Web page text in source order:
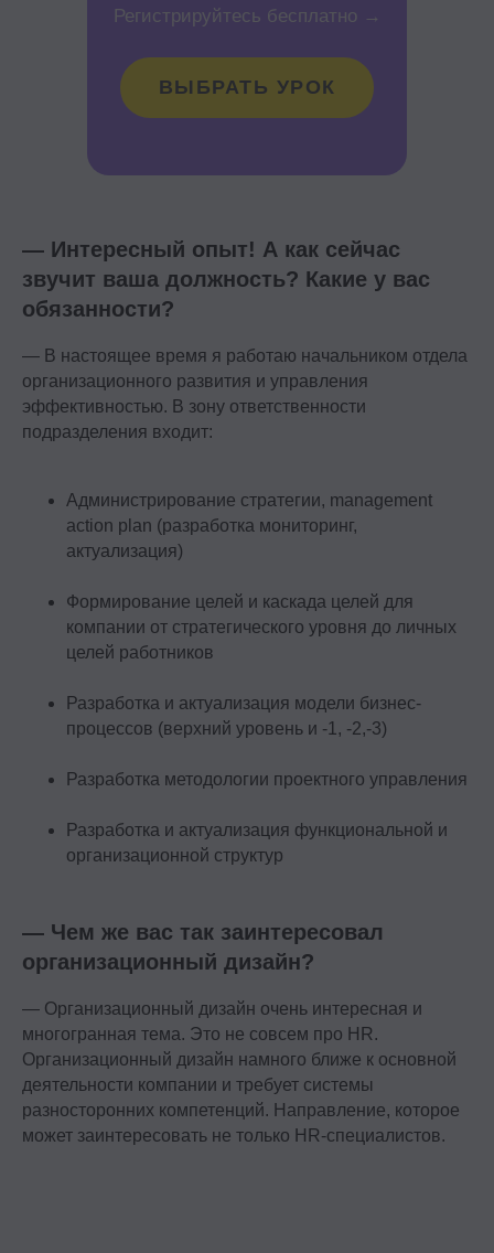
ВЫБРАТЬ УРОК
Регистрируйтесь бесплатно →
— Интересный опыт! А как сейчас
звучит ваша должность? Какие у вас
обязанности?
— В настоящее время я работаю начальником отдела
организационного развития и управления
эффективностью. В зону ответственности
подразделения входит:
Администрирование стратегии, management
action plan (разработка мониторинг,
актуализация)
Формирование целей и каскада целей для
компании от стратегического уровня до личных
целей работников
Разработка и актуализация модели бизнес-
процессов (верхний уровень и -1, -2,-3)
Разработка методологии проектного управления
Разработка и актуализация функциональной и
организационной структур
— Чем же вас так заинтересовал
организационный дизайн?
— Организационный дизайн очень интересная и
многогранная тема. Это не совсем про HR.
Организационный дизайн намного ближе к основной
деятельности компании и требует системы
разносторонних компетенций. Направление, которое
может заинтересовать не только HR-специалистов.